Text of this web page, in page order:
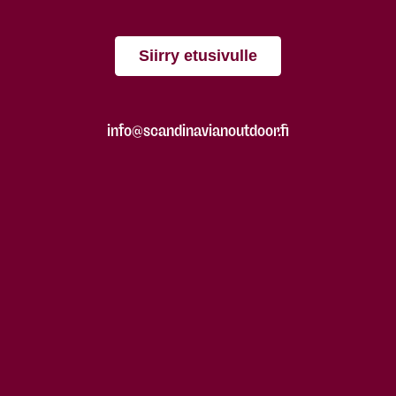
Siirry etusivulle
info@scandinavianoutdoor.fi